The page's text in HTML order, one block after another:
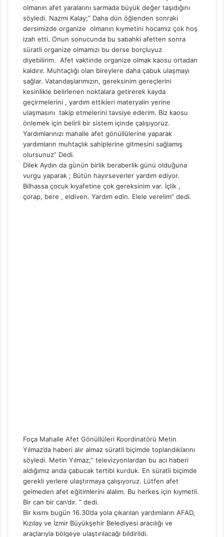
olmanın afet yaralarını sarmada büyük değer taşıdığını
söyledi. Nazmi Kalay;” Daha dün öğlenden sonraki
dersimizde organize olmanın kıymetini hocamız çok hoş
izah etti. Onun sonucunda bu sabahki afetten sonra
süratli organize olmamızı bu derse borçluyuz
diyebilirim. Afet vaktinde organize olmak kaosu ortadan
kaldırır. Muhtaçlığı olan bireylere daha çabuk ulaşmayı
sağlar. Vatandaşlarımızın, gereksinim gereçlerini
kesinlikle belirlenen noktalara getirerek kayda
geçirmelerini , yardım ettikleri materyalin yerine
ulaşmasını takip etmelerini tavsiye ederim. Biz kaosu
önlemek için belirli bir sistem içinde çalışıyoruz.
Yardımlarınızı mahalle afet gönüllülerine yaparak
yardımların muhtaçlık sahiplerine gitmesini sağlamış
olursunuz” Dedi.
Dilek Aydın da günün birlik beraberlik günü olduğuna
vurgu yaparak ; Bütün hayırseverler yardım ediyor.
Bilhassa çocuk kıyafetine çok gereksinim var. İçlik ,
çorap, bere , eldiven. Yardım edin. Elele verelim” dedi.
Foça Mahalle Afet Gönüllüleri Koordinatörü Metin
Yılmaz’da haberi alır almaz süratli biçimde toplandıklarını
söyledi. Metin Yılmaz;” televizyonlardan bu acı haberi
aldığımız anda çabucak tertibi kurduk. En süratli biçimde
gerekli yerlere ulaştırmaya çalışıyoruz. Lütfen afet
gelmeden afet eğitimlerini alalım. Bu herkes için kıymetli.
Bir can bir can’dır. “ dedi.
Bir kısmı bugün 16.30’da yola çıkarılan yardımların AFAD,
Kızılay ve İzmir Büyükşehir Belediyesi aracılığı ve
araçlarıyla bölgeye ulaştırılacağı bildirildi.